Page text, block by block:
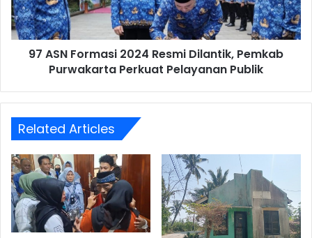
Pemkab
Purwakarta
Perkuat
Pelayanan
97 ASN Formasi 2024 Resmi Dilantik, Pemkab
Purwakarta Perkuat Pelayanan Publik
Related Articles